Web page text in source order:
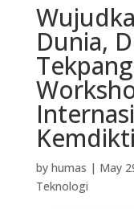
Dunia,
by humas | May
Teknologi